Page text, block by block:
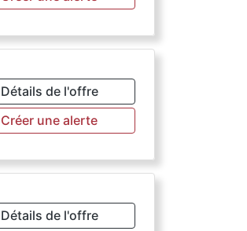
Détails de l'offre
Créer une alerte
Détails de l'offre